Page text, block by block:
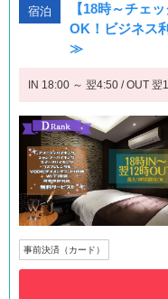
宿泊
【18時～チェ
OK！ビジネス
≫
IN 18:00 ～ 翌4:50 / OUT 翌
事前決済（カード）